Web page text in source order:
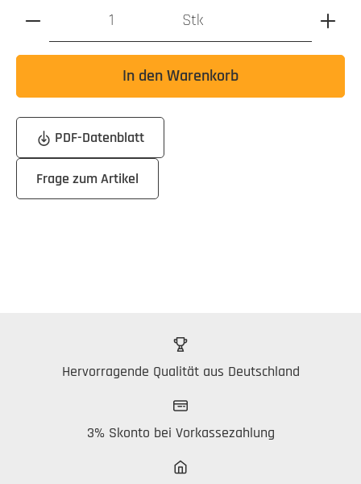
Produkt Anzahl: Gib den gewünschten Wert ein oder
Stk
In den Warenkorb
PDF-Datenblatt
Frage zum Artikel
Hervorragende Qualität aus Deutschland
3% Skonto bei Vorkassezahlung